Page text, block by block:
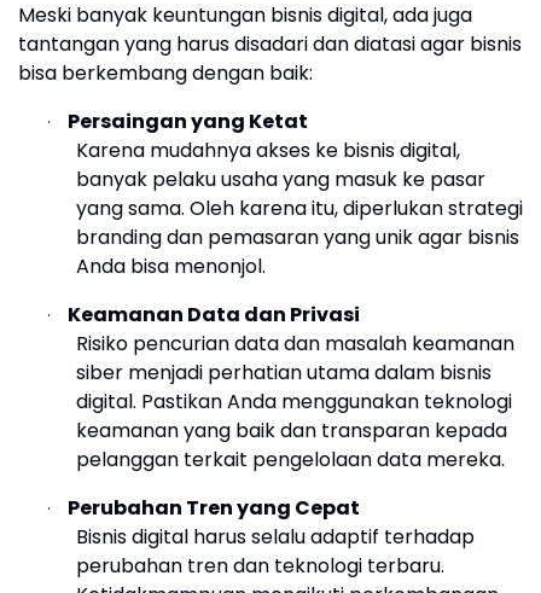
Meski banyak keuntungan bisnis digital, ada juga
tantangan yang harus disadari dan diatasi agar bisnis
bisa berkembang dengan baik:
·
Persaingan yang Ketat
Karena mudahnya akses ke bisnis digital,
banyak pelaku usaha yang masuk ke pasar
yang sama. Oleh karena itu, diperlukan strategi
branding dan pemasaran yang unik agar bisnis
Anda bisa menonjol.
·
Keamanan Data dan Privasi
Risiko pencurian data dan masalah keamanan
siber menjadi perhatian utama dalam bisnis
digital. Pastikan Anda menggunakan teknologi
keamanan yang baik dan transparan kepada
pelanggan terkait pengelolaan data mereka.
·
Perubahan Tren yang Cepat
Bisnis digital harus selalu adaptif terhadap
perubahan tren dan teknologi terbaru.